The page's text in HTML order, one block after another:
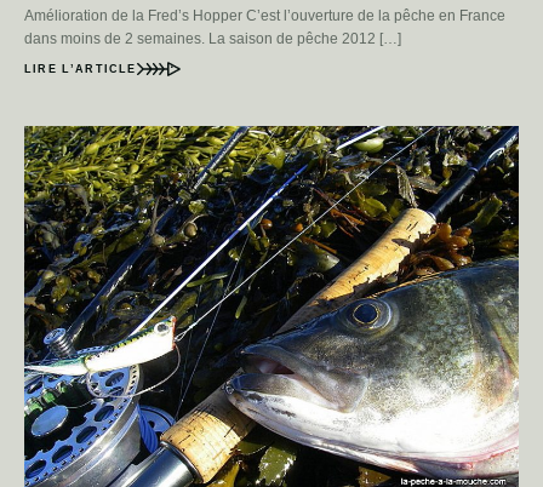
Amélioration de la Fred’s Hopper C’est l’ouverture de la pêche en France
dans moins de 2 semaines. La saison de pêche 2012 […]
LIRE L’ARTICLE